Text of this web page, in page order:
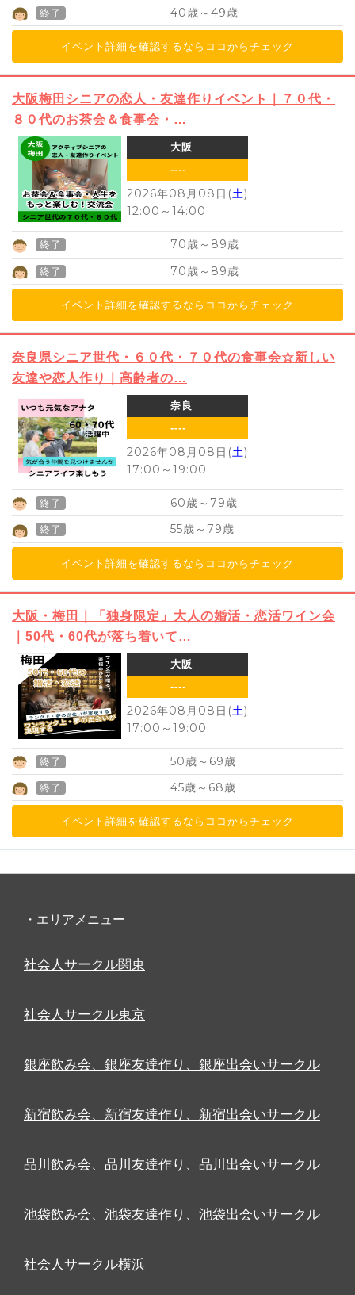
終了 40歳～ 49歳
イベント詳細を確認するならココからチェック
大阪梅田シニアの恋人・友達作りイベント｜７０代・
８０代のお茶会＆食事会・…
大阪
----
2026年08月08日(土)
12:00 ～ 14:00
終了 70歳～ 89歳
終了 70歳～ 89歳
イベント詳細を確認するならココからチェック
奈良県シニア世代・６０代・７０代の食事会☆新しい
友達や恋人作り｜高齢者の…
奈良
----
2026年08月08日(土)
17:00 ～ 19:00
終了 60歳～ 79歳
終了 55歳～ 79歳
イベント詳細を確認するならココからチェック
大阪・梅田｜「独身限定」大人の婚活・恋活ワイン会
｜50代・60代が落ち着いて…
大阪
----
2026年08月08日(土)
17:00 ～ 19:00
終了 50歳～ 69歳
終了 45歳～ 68歳
イベント詳細を確認するならココからチェック
・エリアメニュー
社会人サークル関東
社会人サークル東京
銀座飲み会、銀座友達作り、銀座出会いサークル
新宿飲み会、新宿友達作り、新宿出会いサークル
品川飲み会、品川友達作り、品川出会いサークル
池袋飲み会、池袋友達作り、池袋出会いサークル
社会人サークル横浜